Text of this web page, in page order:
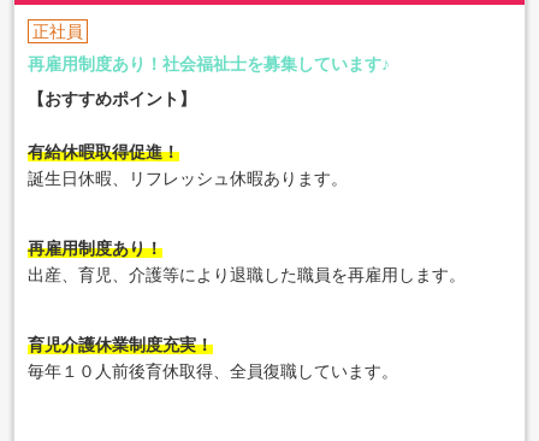
正社員
再雇用制度あり！社会福祉士を募集しています♪
【おすすめポイント】
有給休暇取得促進！
誕生日休暇、リフレッシュ休暇あります。
再雇用制度あり！
出産、育児、介護等により退職した職員を再雇用します。
育児介護休業制度充実！
毎年１０人前後育休取得、全員復職しています。